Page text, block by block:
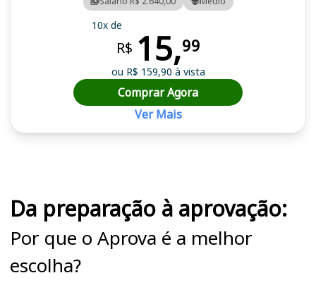
10x de
R$ 15,99
ou R$ 159,90 à vista
Comprar Agora
Ver Mais
Da preparação à aprovação:
Por que o Aprova é a melhor
escolha?